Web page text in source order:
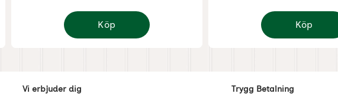
Köp
Salt i sol tablettask
Köp
Smörkarameller
Vi erbjuder dig Trygg Betalning